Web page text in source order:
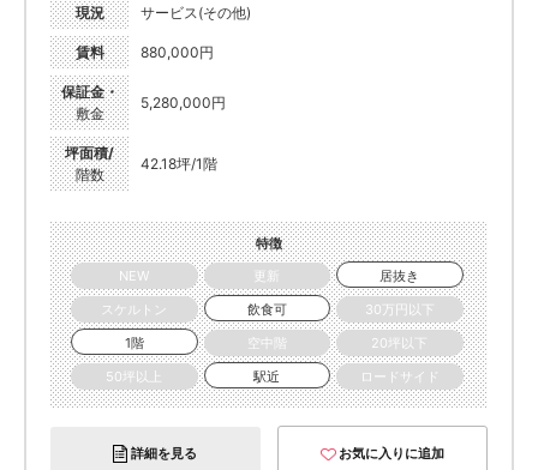
現況 サービス(その他)
賃料 880,000円
保証金・
敷金
5,280,000円
坪面積/
階数
42.18坪/1階
特徴
NEW
更新
居抜き
スケルトン
飲食可
30万円以下
1階
空中階
20坪以下
50坪以上
駅近 ロードサイド
詳細を見る お気に入りに追加